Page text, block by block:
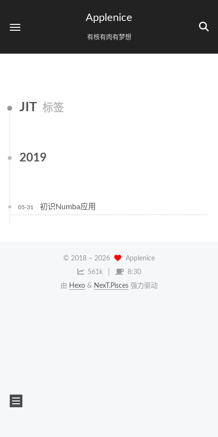
Applenice
有核有肉有梦想
JIT 标签
2019
05-31 初识Numba应用
© 2018 – 2026
Applenice
561k
8:30
由 Hexo & NexT.Pisces 强力驱动